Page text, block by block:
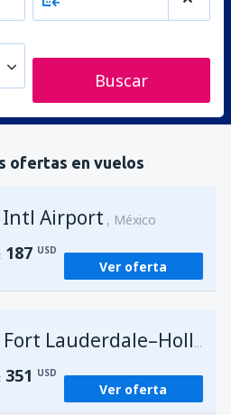
Buscar
ofertas en vuelos
Intl Airport México
187 USD
Ver oferta
Fort Lauderdale Fort Lauderdale–Hollywood Intl Airport
351 USD
Ver oferta